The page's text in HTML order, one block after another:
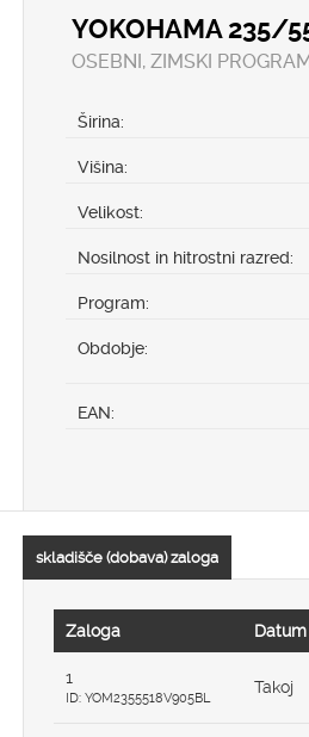
YOKOHAMA 235/
OSEBNI, ZIMSKI
Širina:
Višina:
Velikost:
Nosilnost in hitrostni razred:
Program:
Obdobje:
EAN:
skladišče (dobava) zaloga
Zaloga
1
ID: YOM2355518V905BL
Takoj